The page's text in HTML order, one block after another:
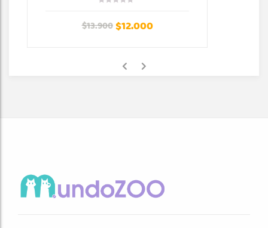
$13.900$12.000